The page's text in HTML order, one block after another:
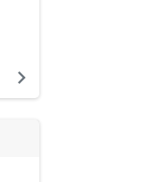
navigate_next